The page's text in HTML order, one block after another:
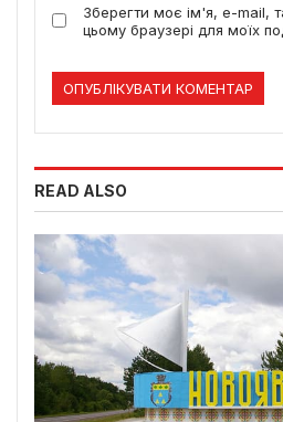
Зберегти моє ім'я, e-mail,
цьому браузері для моїх
READ ALSO